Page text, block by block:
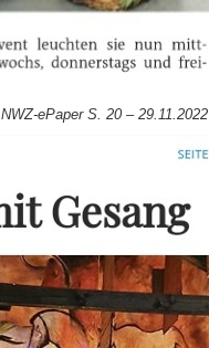
NWZ-ePaper S. 20 – 29.11.2022